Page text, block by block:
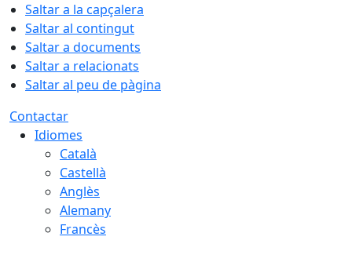
Saltar a la capçalera
Saltar al contingut
Saltar a documents
Saltar a relacionats
Saltar al peu de pàgina
Contactar
Idiomes
Català
Castellà
Anglès
Alemany
Francès